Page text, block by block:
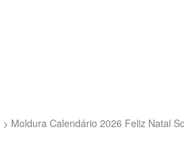
Moldura Calendário 2026 Feliz Natal